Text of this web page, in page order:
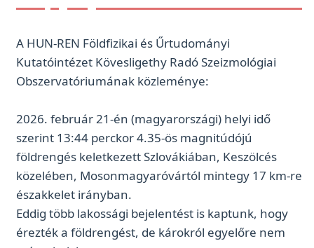
A HUN-REN Földfizikai és Űrtudományi
Kutatóintézet Kövesligethy Radó Szeizmológiai
Obszervatóriumának közleménye:
2026. február 21-én (magyarországi) helyi idő
szerint 13:44 perckor 4.35-ös magnitúdójú
földrengés keletkezett Szlovákiában, Keszölcés
közelében, Mosonmagyaróvártól mintegy 17 km-re
északkelet irányban.
Eddig több lakossági bejelentést is kaptunk, hogy
érezték a földrengést, de károkról egyelőre nem